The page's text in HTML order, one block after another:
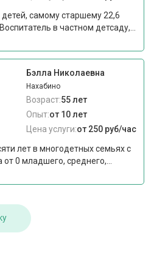
самому старшему 22,6
в частном детсаду,...
Бэлла Николаевна
Нахабино
Возраст:55 лет
Опыт:от 10 лет
Цена услуги:от 250 руб/час
лет в многодетных семьях с
0 младшего, среднего,...